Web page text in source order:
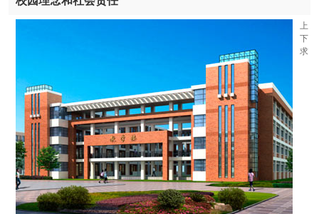
上
下
求